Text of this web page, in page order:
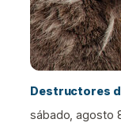
Destructores
sábado, agosto